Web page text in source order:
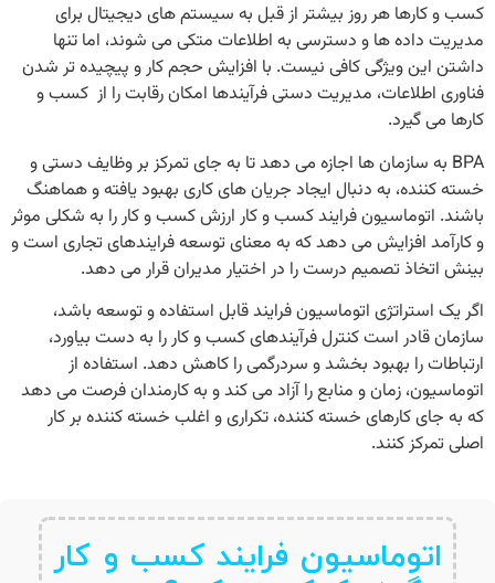
کسب و کارها هر روز بیشتر از قبل به سیستم های دیجیتال برای
مدیریت داده ها و دسترسی به اطلاعات متکی می شوند، اما تنها
داشتن این ویژگی کافی نیست. با افزایش حجم کار و پیچیده ‌تر شدن
فناوری اطلاعات، مدیریت دستی فرآیندها امکان رقابت را از کسب ‌و
کارها می گیرد.
BPA به سازمان ها اجازه می دهد تا به جای تمرکز بر وظایف دستی و
خسته کننده، به دنبال ایجاد جریان های کاری بهبود یافته و هماهنگ
باشند. اتوماسیون فرایند کسب و کار ارزش کسب و کار را به شکلی موثر
و کارآمد افزایش می دهد که به معنای توسعه فرایندهای تجاری است و
بینش اتخاذ تصمیم درست را در اختیار مدیران قرار می دهد.
اگر یک استراتژی اتوماسیون فرایند قابل استفاده و توسعه باشد،
سازمان قادر است کنترل فرآیندهای کسب و کار را به دست بیاورد،
ارتباطات را بهبود بخشد و سردرگمی را کاهش دهد. استفاده از
اتوماسیون، زمان و منابع را آزاد می کند و به کارمندان فرصت می دهد
که به جای کارهای خسته کننده، تکراری و اغلب خسته کننده بر کار
اصلی تمرکز کنند.
اتوماسیون فرایند کسب و کار